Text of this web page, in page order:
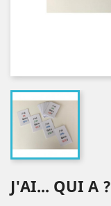
J'AI... QUI A